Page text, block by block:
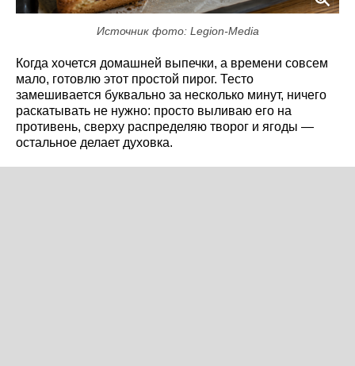
Источник фото: Legion-Media
Когда хочется домашней выпечки, а времени совсем
мало, готовлю этот простой пирог. Тесто
замешивается буквально за несколько минут, ничего
раскатывать не нужно: просто выливаю его на
противень, сверху распределяю творог и ягоды —
остальное делает духовка.